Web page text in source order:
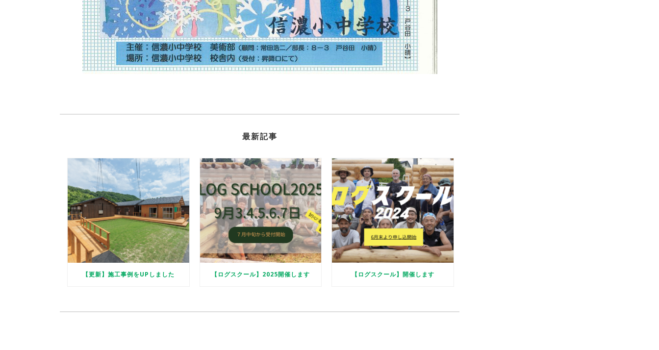
最新記事
【更新】施工事例をUPしました 【ログスクール】2025開催します 【ログスクール】開催します